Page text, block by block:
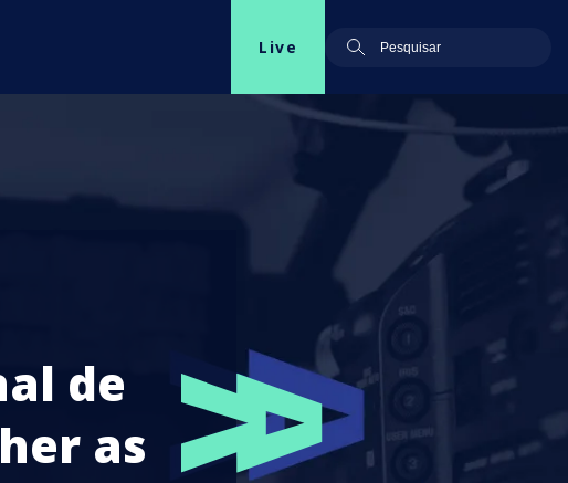
Live
de
as